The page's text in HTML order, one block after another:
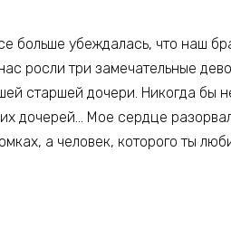
больше убеждалась, что наш
росли три замечательные
старшей дочери. Никогда бы
дочерей… Мое сердце
а человек, которого ты